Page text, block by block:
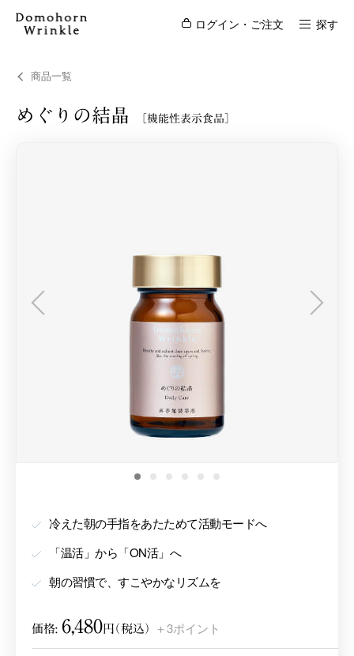
ログイン・ご注文 探す
商品一覧
めぐりの結晶 ［機能性表示食品］
1 2 3 4 5 6
冷えた朝の手指をあたためて活動モードへ
「温活」から「ON活」へ
朝の習慣で、すこやかなリズムを
価格: 6,480円（税込） ＋3ポイント